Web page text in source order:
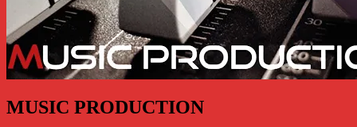
MUSIC PRODUCTION